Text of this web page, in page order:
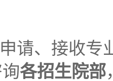
申请、接收
各招生院部